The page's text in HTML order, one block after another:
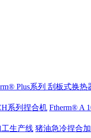
Plus系列 刮板式换热
系列捏合机 Ftherm® A
生产线 猪油急冷捏合